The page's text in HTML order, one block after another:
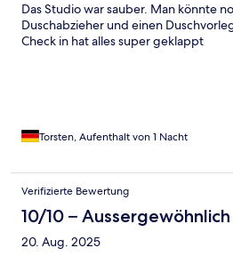
Das Studio war sauber. Man könnte
Duschabzieher und einen
Check in hat alles super geklappt
Torsten, Aufenthalt von 1 Nacht
Verifizierte Bewertung
10/10 – Aussergewöhnlich
20. Aug. 2025